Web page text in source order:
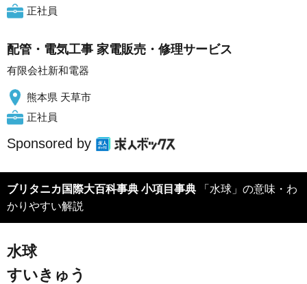
正社員
配管・電気工事 家電販売・修理サービス
有限会社新和電器
熊本県 天草市
正社員
Sponsored by
ブリタニカ国際大百科事典 小項目事典
かりやすい解説
水球
すいきゅう